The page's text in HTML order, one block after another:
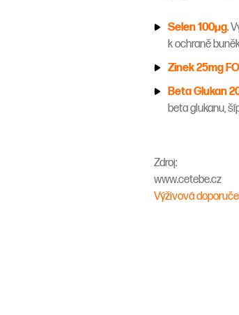
Selen 100µg.
k ochraně
Zinek 25mg
Beta Glukan
beta glukanu,
Zdroj:
www.cetebe.cz
Výživová